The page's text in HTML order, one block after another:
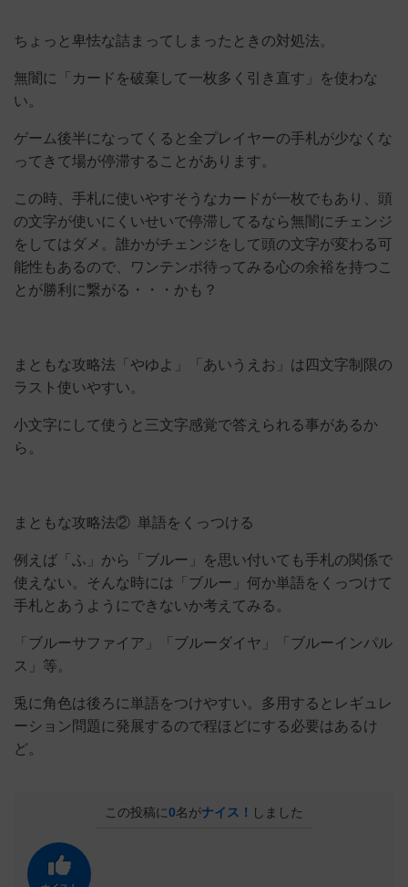
ちょっと卑怯な詰まってしまったときの対処法。
無闇に「カードを破棄して一枚多く引き直す」を使わな
い。
ゲーム後半になってくると全プレイヤーの手札が少なくな
ってきて場が停滞することがあります。
この時、手札に使いやすそうなカードが一枚でもあり、頭
の文字が使いにくいせいで停滞してるなら無闇にチェンジ
をしてはダメ。誰かがチェンジをして頭の文字が変わる可
能性もあるので、ワンテンポ待ってみる心の余裕を持つこ
とが勝利に繋がる・・・かも？
まともな攻略法「やゆよ」「あいうえお」は四文字制限の
ラスト使いやすい。
小文字にして使うと三文字感覚で答えられる事があるか
ら。
まともな攻略法② 単語をくっつける
例えば「ふ」から「ブルー」を思い付いても手札の関係で
使えない。そんな時には「ブルー」何か単語をくっつけて
手札とあうようにできないか考えてみる。
「ブルーサファイア」「ブルーダイヤ」「ブルーインパル
ス」等。
兎に角色は後ろに単語をつけやすい。多用するとレギュレ
ーション問題に発展するので程ほどにする必要はあるけ
ど。
この投稿に0名がナイス！ しました